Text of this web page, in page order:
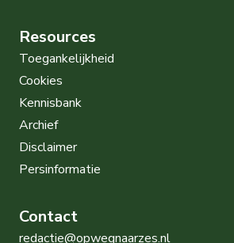
Resources
Toegankelijkheid
Cookies
Kennisbank
Archief
Disclaimer
Persinformatie
Contact
redactie@opwegnaarzes.nl